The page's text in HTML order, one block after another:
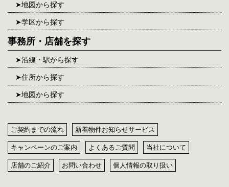
地図から探す
学区から探す
事務所・店舗を探す
沿線・駅から探す
住所から探す
地図から探す
ご契約までの流れ 新着物件お知らせサービス
キャンペーンのご案内 よくあるご質問 当社について
店舗のご紹介 お問い合わせ 個人情報の取り扱い